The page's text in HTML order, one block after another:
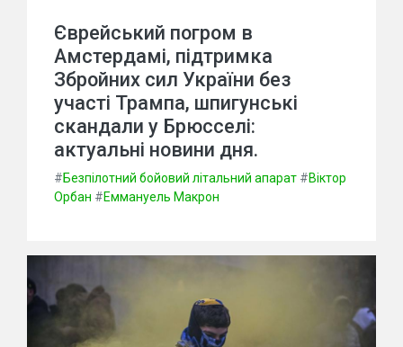
Єврейський погром в
Амстердамі, підтримка
Збройних сил України без
участі Трампа, шпигунські
скандали у Брюсселі:
актуальні новини дня.
#Безпілотний бойовий літальний апарат #Віктор
Орбан #Еммануель Макрон